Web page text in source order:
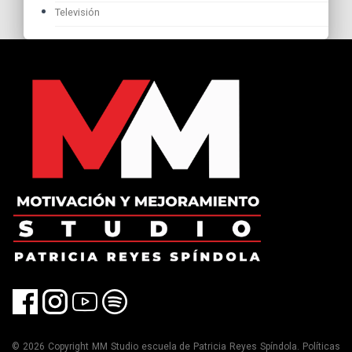
Televisión
© 2026 Copyright MM Studio escuela de Patricia Reyes Spíndola. Políticas